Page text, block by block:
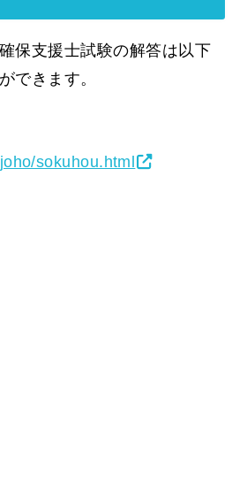
保支援士試験の解答は以下
できます。
sokuhou.html